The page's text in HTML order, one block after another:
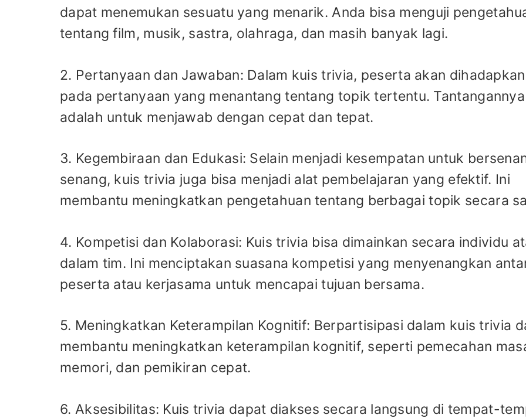
dapat menemukan sesuatu yang menarik. Anda bisa menguji
tentang film, musik, sastra, olahraga, dan masih banyak lagi.
2. Pertanyaan dan Jawaban: Dalam kuis trivia, peserta akan dihadapkan
pada pertanyaan yang menantang tentang topik tertentu. Tantangannya
adalah untuk menjawab dengan cepat dan tepat.
3. Kegembiraan dan Edukasi: Selain menjadi kesempatan untuk
senang, kuis trivia juga bisa menjadi alat pembelajaran yang efektif. Ini
membantu meningkatkan pengetahuan tentang berbagai topik secara
4. Kompetisi dan Kolaborasi: Kuis trivia bisa dimainkan secara individu
dalam tim. Ini menciptakan suasana kompetisi yang menyenangkan
peserta atau kerjasama untuk mencapai tujuan bersama.
5. Meningkatkan Keterampilan Kognitif: Berpartisipasi dalam kuis trivia
membantu meningkatkan keterampilan kognitif, seperti pemecahan
memori, dan pemikiran cepat.
6. Aksesibilitas: Kuis trivia dapat diakses secara langsung di tempat-